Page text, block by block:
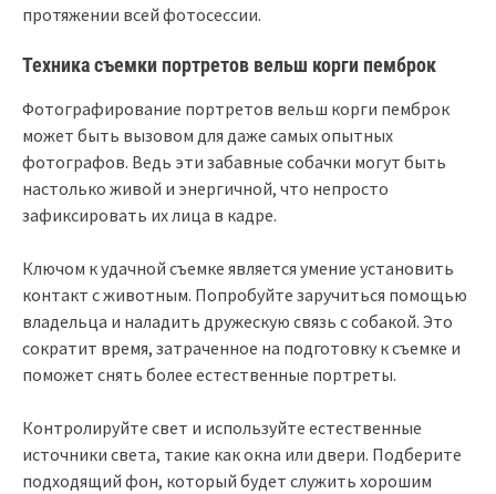
протяжении всей фотосессии.
Техника съемки портретов вельш корги пемброк
Фотографирование портретов вельш корги пемброк
может быть вызовом для даже самых опытных
фотографов. Ведь эти забавные собачки могут быть
настолько живой и энергичной, что непросто
зафиксировать их лица в кадре.
Ключом к удачной съемке является умение установить
контакт с животным. Попробуйте заручиться помощью
владельца и наладить дружескую связь с собакой. Это
сократит время, затраченное на подготовку к съемке и
поможет снять более естественные портреты.
Контролируйте свет и используйте естественные
источники света, такие как окна или двери. Подберите
подходящий фон, который будет служить хорошим